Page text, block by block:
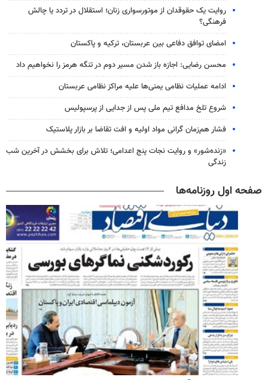
روایت یک حقوقدان از موتورسواری زنان؛ استقلال در تردد یا چالش
فرهنگی؟
امضای توافق دفاعی بین عربستان، ترکیه و پاکستان
محسن رضایی: اجازه باز شدن مسیر دوم در تنگه هرمز را نخواهیم داد
ادامه عملیات نظامی یمنی‌ها علیه مراکز نظامی عربستان
شروع تلخ مدافع تیم ملی پس از جدایی از پرسپولیس
فشار هم‌زمان گرانی مواد اولیه و افت تقاضا بر بازار پلاستیک
«زنده‌شور» و روایت نجات پنج اعدامی؛ تلاش برای بخشش در آخرین شب
زندگی
صفحه اول روزنامه‌ها